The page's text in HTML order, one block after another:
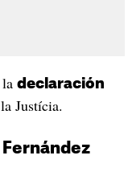
declaración
Justícia.